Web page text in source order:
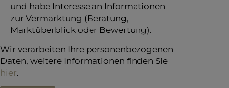
und habe Interesse an Informationen
zur Vermarktung (Beratung,
Marktüberblick oder Bewertung).
Wir verarbeiten Ihre personenbezogenen
Daten, weitere Informationen finden Sie
hier.